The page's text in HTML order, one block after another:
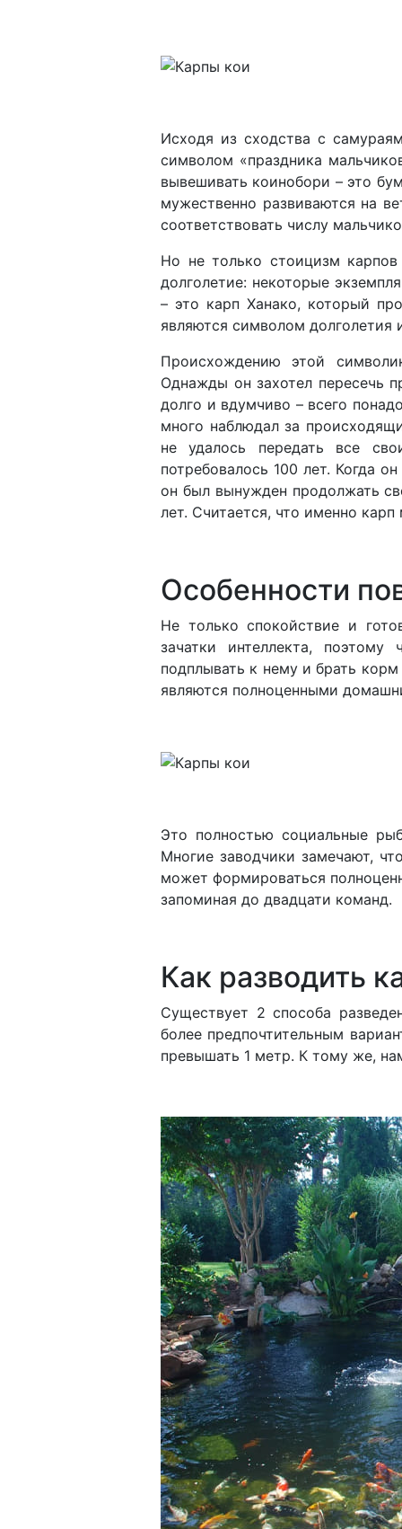
Исходя из сходства с
символом «праздника
вывешивать коинобори – это
мужественно развиваются на
соответствовать числу
Но не только стоицизм
долголетие: некоторые
– это карп Ханако, который
являются символом долголетия
Происхождению этой
Однажды он захотел пересечь
долго и вдумчиво – всего
много наблюдал за
не удалось передать все
потребовалось 100 лет. Когда
он был вынужден продолжать
лет. Считается, что именно
Особенности
Не только спокойствие и
зачатки интеллекта,
подплывать к нему и брать
являются полноценными
Это полностью социальные
Многие заводчики замечают,
может формироваться
запоминая до двадцати команд.
Как разводить
Существует 2 способа
более предпочтительным
превышать 1 метр. К тому же,